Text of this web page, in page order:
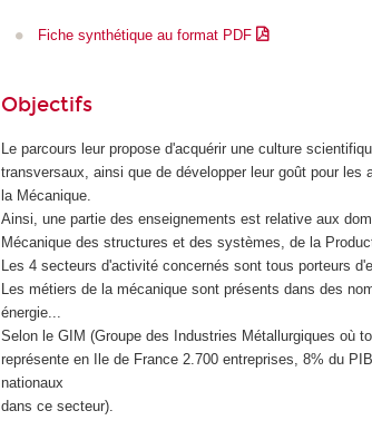
Fiche synthétique au format PDF
Objectifs
Le parcours leur propose d'acquérir une culture
transversaux, ainsi que de développer leur goût pour
la Mécanique.
Ainsi, une partie des enseignements est relative aux
Mécanique des structures et des systèmes, de la
Les 4 secteurs d'activité concernés sont tous porteurs
Les métiers de la mécanique sont présents dans des
énergie...
Selon le GIM (Groupe des Industries Métallurgiques où
représente en Ile de France 2.700 entreprises, 8% du
nationaux
dans ce secteur).